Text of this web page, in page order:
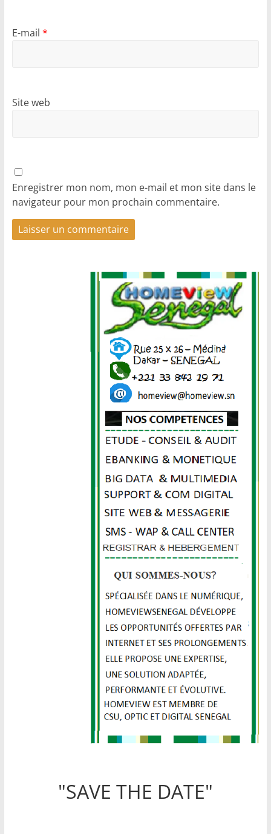
E-mail *
Site web
Enregistrer mon nom, mon e-mail et mon site dans le
navigateur pour mon prochain commentaire.
"SAVE THE DATE"